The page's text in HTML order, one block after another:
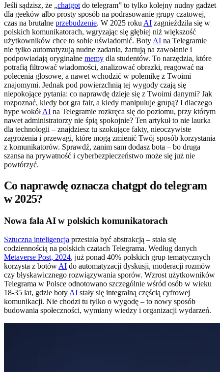
Jeśli sądzisz, że „chatgpt do telegram” to tylko kolejny nudny gadżet
dla geeków albo prosty sposób na podrasowanie grupy czatowej,
czas na brutalne przebudzenie. W 2025 roku AI zagnieździła się w
polskich komunikatorach, wgryzając się głębiej niż większość
użytkowników chce to sobie uświadomić. Boty AI na Telegramie
nie tylko automatyzują nudne zadania, żartują na zawołanie i
podpowiadają oryginalne memy dla studentów. To narzędzia, które
potrafią filtrować wiadomości, analizować obrazki, reagować na
polecenia głosowe, a nawet wchodzić w polemikę z Twoimi
znajomymi. Jednak pod powierzchnią tej wygody czają się
niepokojące pytania: co naprawdę dzieje się z Twoimi danymi? Jak
rozpoznać, kiedy bot gra fair, a kiedy manipuluje grupą? I dlaczego
hype wokółAI na Telegramie rozkręca się do poziomu, przy którym
nawet administratorzy nie śpią spokojnie? Ten artykuł to nie laurka
dla technologii – znajdziesz tu szokujące fakty, nieoczywiste
zagrożenia i przewagi, które mogą zmienić Twój sposób korzystania
z komunikatorów. Sprawdź, zanim sam dodasz bota – bo druga
szansa na prywatność i cyberbezpieczeństwo może się już nie
powtórzyć.
Co naprawdę oznacza chatgpt do telegram
w 2025?
Nowa fala AI w polskich komunikatorach
Sztuczna inteligencja przestała być abstrakcją – stała się
codziennością na polskich czatach Telegrama. Według danych
Metaverse Post, 2024, już ponad 40% polskich grup tematycznych
korzysta z botów AI do automatyzacji dyskusji, moderacji rozmów
czy błyskawicznego rozwiązywania sporów. Wzrost użytkowników
Telegrama w Polsce odnotowano szczególnie wśród osób w wieku
18-35 lat, gdzie boty AI stały się integralną częścią cyfrowej
komunikacji. Nie chodzi tu tylko o wygodę – to nowy sposób
budowania społeczności, wymiany wiedzy i organizacji wydarzeń.